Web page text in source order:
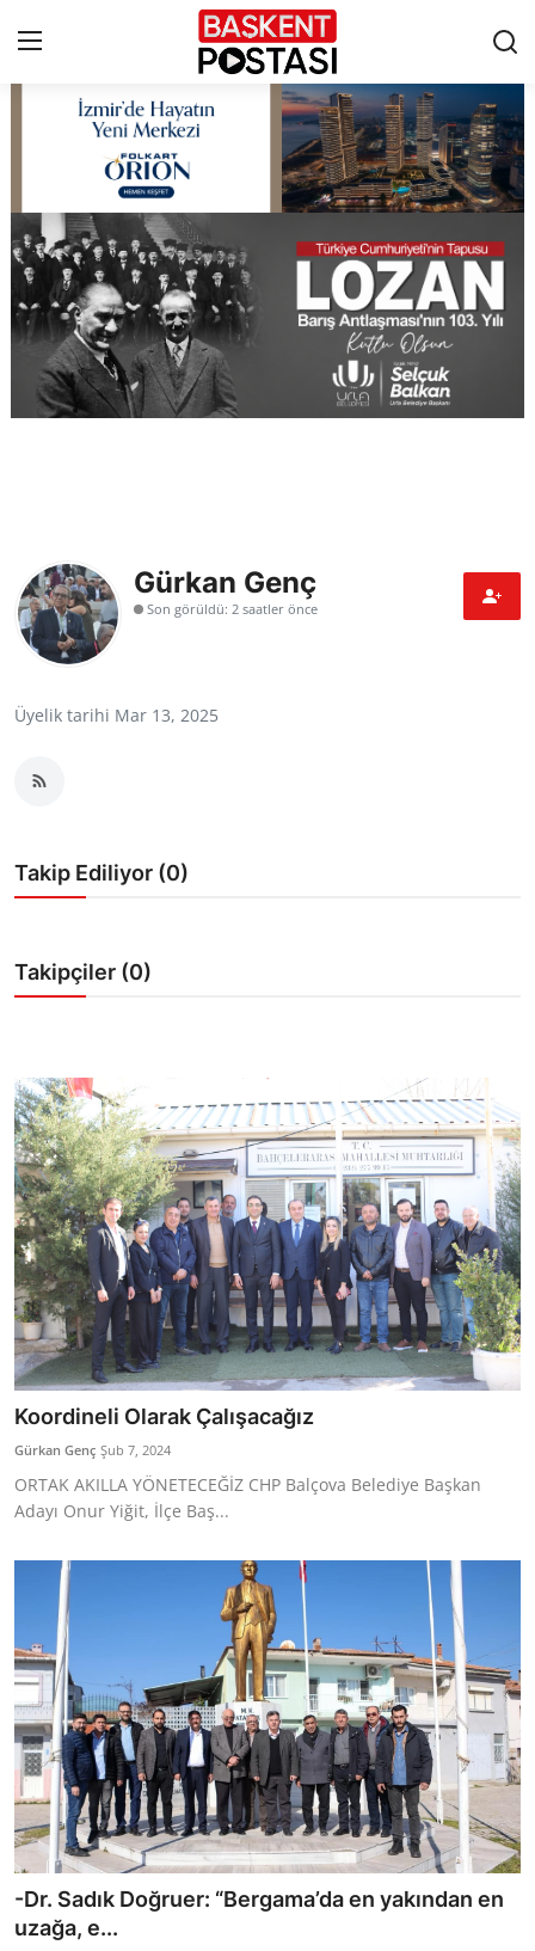
Çerez Politikası
Künye
Ankara
TBMM
Bakanlıklar
Siyasi Partiler
Kamu Kurumları ve Üst Kurullar
Gürkan Genç
Son görüldü: 2 saatler önce
Üyelik tarihi Mar 13, 2025
Takip Ediliyor (0)
Takipçiler (0)
Koordineli Olarak Çalışacağız
Gürkan Genç Şub 7, 2024
ORTAK AKILLA YÖNETECEĞİZ CHP Balçova Belediye Başkan
Adayı Onur Yiğit, İlçe Baş...
-Dr. Sadık Doğruer: “Bergama’da en yakından en
uzağa, e...